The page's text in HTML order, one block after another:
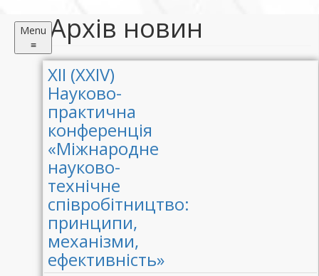
Menu
≡
Архів новин
XІI (XXIV)
Науково-
практична
конференція
«Міжнародне
науково-
технічне
співробітництво:
принципи,
механізми,
ефективність»